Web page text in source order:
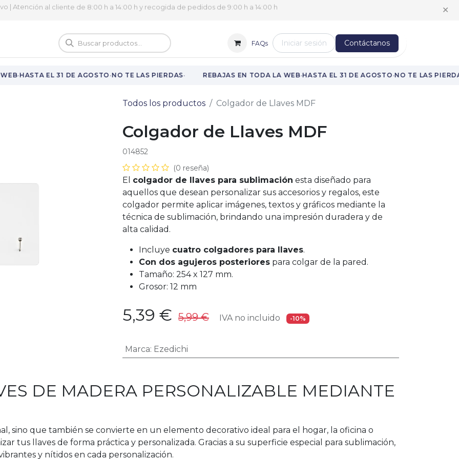
| Atención al cliente de 8:00 h a 14:00 h y recogida de pedidos de 9:00 h a 14:00 h ✕
Vuelta al cole FAQs Iniciar sesión Contáctanos
·HASTA EL 31 DE AGOSTO·NO TE LAS PIERDAS· REBAJAS EN TODA LA WEB·HASTA EL 31 DE AGOSTO·NO TE LAS
Todos los productos Colgador de Llaves MDF
Colgador de Llaves MDF
014852
(0 reseña)
El colgador de llaves para sublimación esta diseñado para
aquellos que desean personalizar sus accesorios y regalos, este
colgador permite aplicar imágenes, textos y gráficos mediante la
técnica de sublimación, brindando una impresión duradera y de
alta calidad.
Incluye cuatro colgadores para llaves.
Con dos agujeros posteriores para colgar de la pared.
Tamaño: 254 x 127 mm.
Grosor: 12 mm
5,39 € 5,99€ IVA no incluido -10%
Marca: Ezedichi
DE MADERA PERSONALIZABLE MEDIANTE
sino que también se convierte en un elemento decorativo ideal para el hogar, la oficina o
tus llaves de forma práctica y personalizada. Gracias a su superficie especial para sublimación,
y nítidos en cada personalización.